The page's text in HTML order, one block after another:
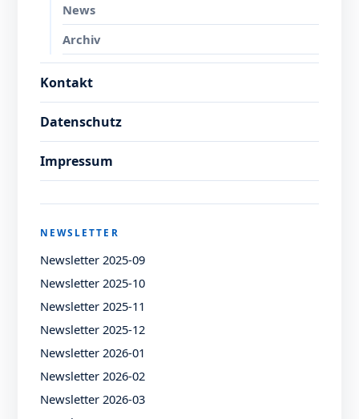
News
Archiv
Kontakt
Datenschutz
Impressum
NEWSLETTER
Newsletter 2025-09
Newsletter 2025-10
Newsletter 2025-11
Newsletter 2025-12
Newsletter 2026-01
Newsletter 2026-02
Newsletter 2026-03